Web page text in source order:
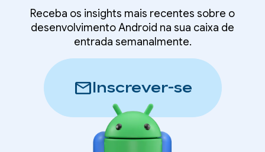
Receba os insights mais recentes sobre o
desenvolvimento Android na sua caixa de
entrada semanalmente.
mailInscrever-se